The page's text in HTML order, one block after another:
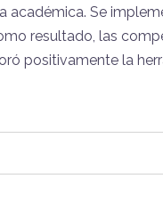
académica. Se
resultado, las
positivamente la